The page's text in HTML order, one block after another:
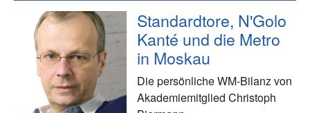
Standardtore, N'Golo
Kanté und die Metro
in Moskau
Die persönliche WM-Bilanz von
Akademiemitglied Christoph